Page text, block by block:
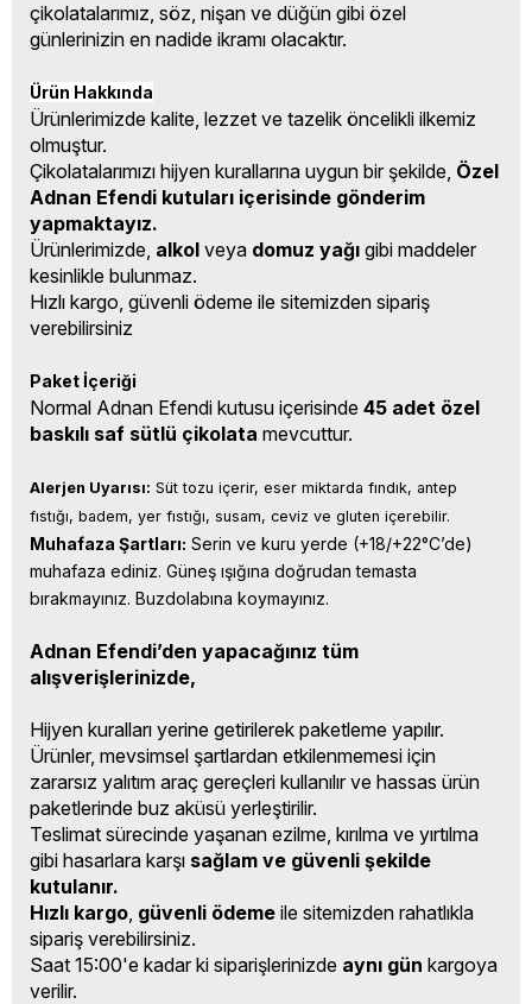
çikolatalarımız, söz, nişan ve düğün gibi özel
günlerinizin en nadide ikramı olacaktır.
Ürün Hakkında
Ürünlerimizde kalite, lezzet ve tazelik öncelikli ilkemiz
olmuştur.
Çikolatalarımızı hijyen kurallarına uygun bir şekilde, Özel
Adnan Efendi kutuları içerisinde gönderim
yapmaktayız.
Ürünlerimizde, alkol veya domuz yağı gibi maddeler
kesinlikle bulunmaz.
Hızlı kargo, güvenli ödeme ile sitemizden sipariş
verebilirsiniz
Paket İçeriği
Normal Adnan Efendi kutusu içerisinde 45 adet özel
baskılı saf sütlü çikolata mevcuttur.
Alerjen Uyarısı: Süt tozu içerir, eser miktarda fındık, antep
fıstığı, badem, yer fıstığı, susam, ceviz ve gluten içerebilir.
Muhafaza Şartları: Serin ve kuru yerde (+18/+22°C’de)
muhafaza ediniz. Güneş ışığına doğrudan temasta
bırakmayınız. Buzdolabına koymayınız.
Adnan Efendi’den yapacağınız tüm
alışverişlerinizde,
Hijyen kuralları yerine getirilerek paketleme yapılır.
Ürünler, mevsimsel şartlardan etkilenmemesi için
zararsız yalıtım araç gereçleri kullanılır ve hassas ürün
paketlerinde buz aküsü yerleştirilir.
Teslimat sürecinde yaşanan ezilme, kırılma ve yırtılma
gibi hasarlara karşı sağlam ve güvenli şekilde
kutulanır.
Hızlı kargo, güvenli ödeme ile sitemizden rahatlıkla
sipariş verebilirsiniz.
Saat 15:00'e kadar ki siparişlerinizde aynı gün kargoya
verilir.